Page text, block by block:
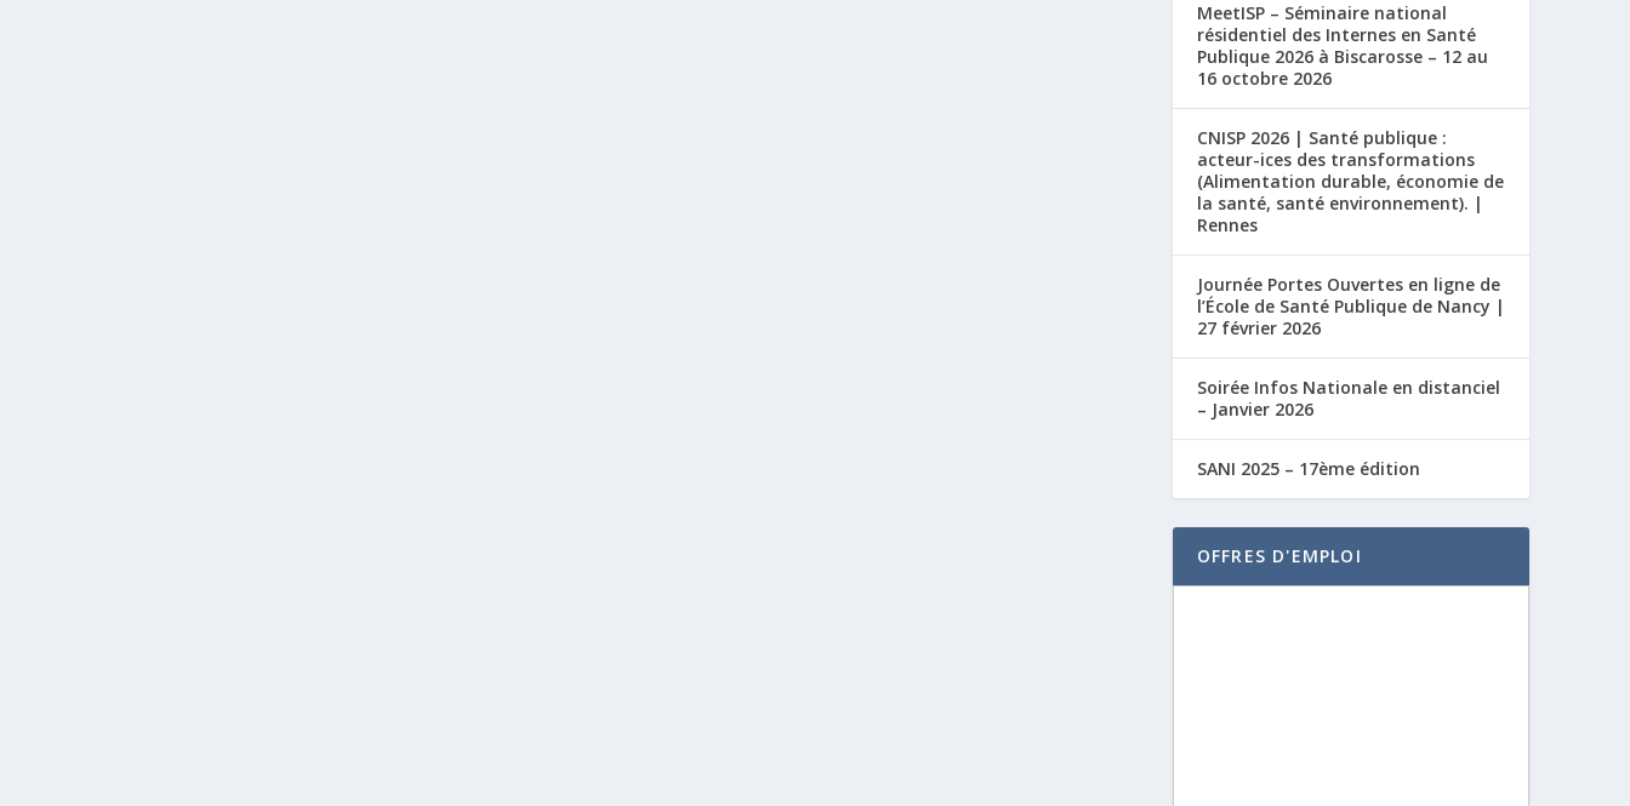
MeetISP – Séminaire national
résidentiel des Internes en Santé
Publique 2026 à Biscarosse – 12 au
16 octobre 2026
CNISP 2026 | Santé publique :
acteur-ices des transformations
(Alimentation durable, économie de
la santé, santé environnement). |
Rennes
Journée Portes Ouvertes en ligne de
l’École de Santé Publique de Nancy |
27 février 2026
Soirée Infos Nationale en distanciel
– Janvier 2026
SANI 2025 – 17ème édition
OFFRES D'EMPLOI